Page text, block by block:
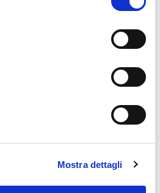
Mostra dettagli